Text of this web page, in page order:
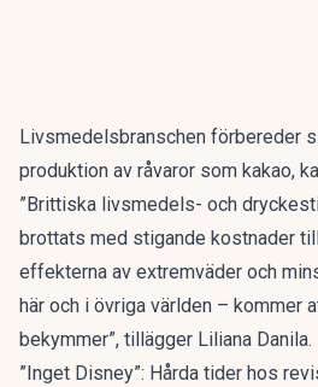
Livsmedelsbranschen förbereder
produktion av råvaror som kakao,
”Brittiska livsmedels- och
brottats med stigande kostnader
effekterna av extremväder och
här och i övriga världen – kommer
bekymmer”, tillägger Liliana Danila.
”Inget Disney”: Hårda tider hos